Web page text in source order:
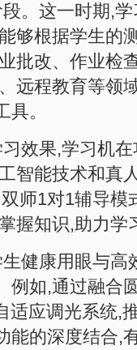
。这一时期,
够根据学生的
批改、作业检
远程教育等领
。
效果,学习机
智能技术和真
师1对1辅导
握知识,助力学
健康用眼与高
例如,通过融合
适应调光系统,
能的深度结合,